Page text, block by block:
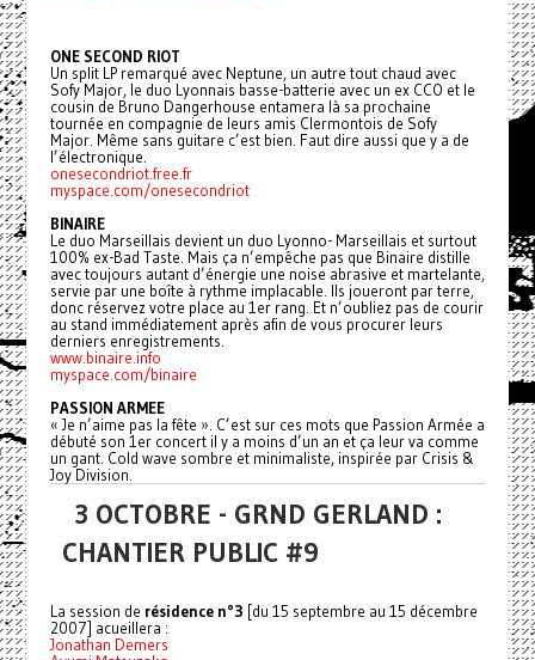
ONE SECOND RIOT
Un split LP remarqué avec Neptune, un autre tout chaud avec
Sofy Major, le duo Lyonnais basse-batterie avec un ex CCO et le
cousin de Bruno Dangerhouse entamera là sa prochaine
tournée en compagnie de leurs amis Clermontois de Sofy
Major. Même sans guitare c’est bien. Faut dire aussi que y a de
l’électronique.
onesecondriot.free.fr
myspace.com/onesecondriot
BINAIRE
Le duo Marseillais devient un duo Lyonno- Marseillais et surtout
100% ex-Bad Taste. Mais ça n’empêche pas que Binaire distille
avec toujours autant d’énergie une noise abrasive et martelante,
servie par une boîte à rythme implacable. Ils joueront par terre,
donc réservez votre place au 1er rang. Et n’oubliez pas de courir
au stand immédiatement après afin de vous procurer leurs
derniers enregistrements.
www.binaire.info
myspace.com/binaire
PASSION ARMEE
« Je n’aime pas la fête ». C’est sur ces mots que Passion Armée a
débuté son 1er concert il y a moins d’un an et ça leur va comme
un gant. Cold wave sombre et minimaliste, inspirée par Crisis &
Joy Division.
3 OCTOBRE - GRND GERLAND :
CHANTIER PUBLIC #9
La session de résidence n°3 [du 15 septembre au 15 décembre
2007] acueillera :
Jonathan Demers